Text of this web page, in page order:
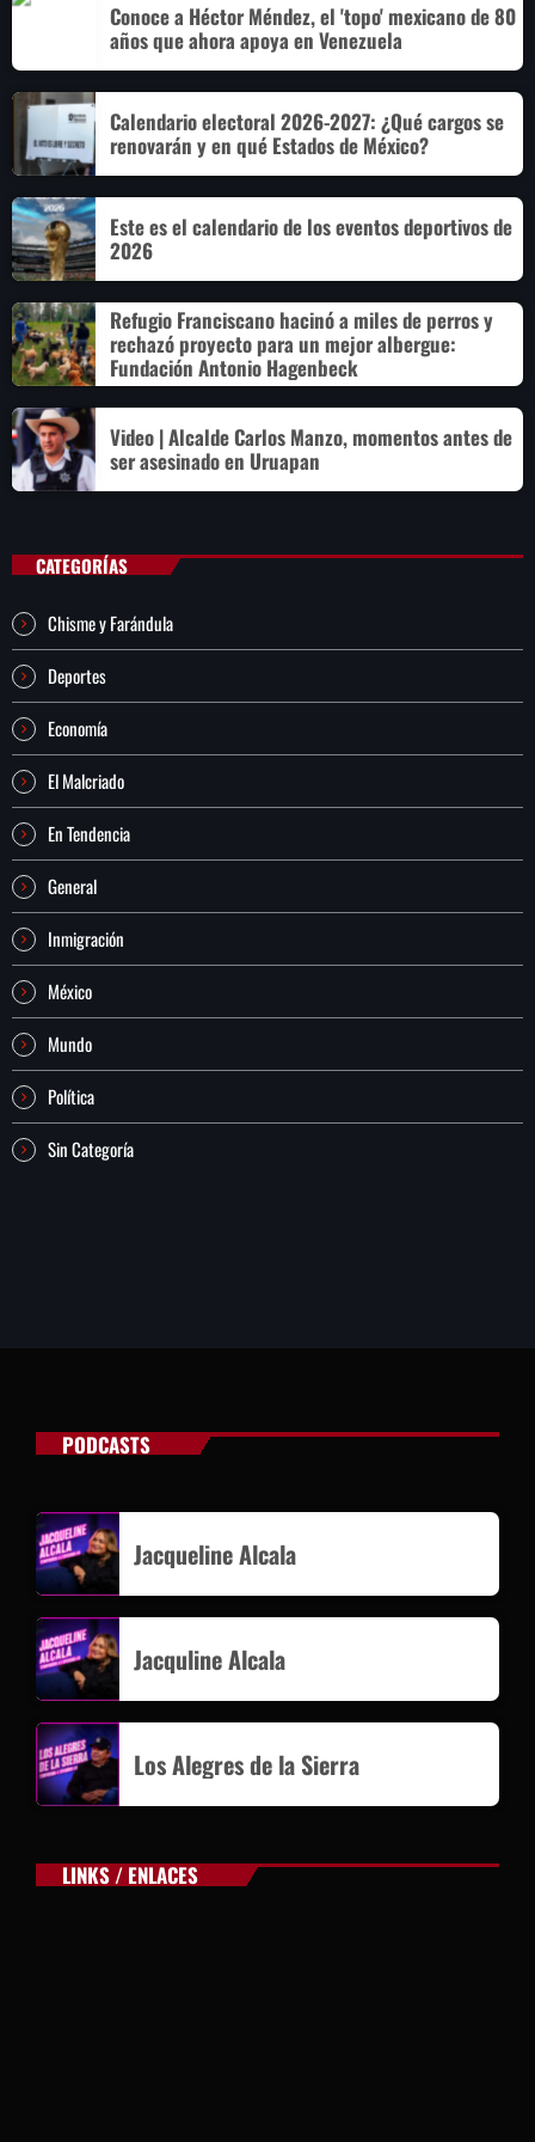
Conoce a Héctor Méndez, el 'topo' mexicano de 80
años que ahora apoya en Venezuela
Calendario electoral 2026-2027: ¿Qué cargos se
renovarán y en qué Estados de México?
Este es el calendario de los eventos deportivos de
2026
Refugio Franciscano hacinó a miles de perros y
rechazó proyecto para un mejor albergue:
Fundación Antonio Hagenbeck
Video | Alcalde Carlos Manzo, momentos antes de
ser asesinado en Uruapan
CATEGORÍAS
Chisme y Farándula
Deportes
Economía
El Malcriado
En Tendencia
General
Inmigración
México
Mundo
Política
Sin Categoría
PODCASTS
Jacqueline Alcala
Jacquline Alcala
Los Alegres de la Sierra
LINKS / ENLACES